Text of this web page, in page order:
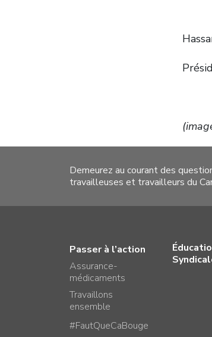
Demeurez au courant des
travailleuses et travailleurs du
Passer à l’action
Assurance-
médicaments
Travaillons
ensemble
#FautQueCaBouge